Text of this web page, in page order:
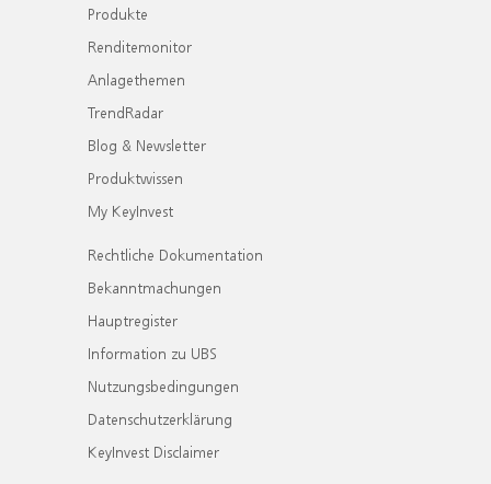
Produkte
Renditemonitor
Anlagethemen
TrendRadar
Blog & Newsletter
Produktwissen
My KeyInvest
Rechtliche Dokumentation
Bekanntmachungen
Hauptregister
Information zu UBS
Nutzungsbedingungen
Datenschutzerklärung
KeyInvest Disclaimer